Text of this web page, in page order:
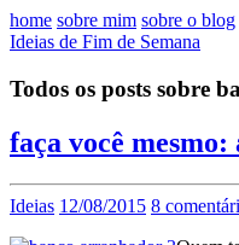
home sobre mim sobre o blog
Ideias de Fim de Semana
Todos os posts sobre
faça você
Ideias 12/08/2015 8